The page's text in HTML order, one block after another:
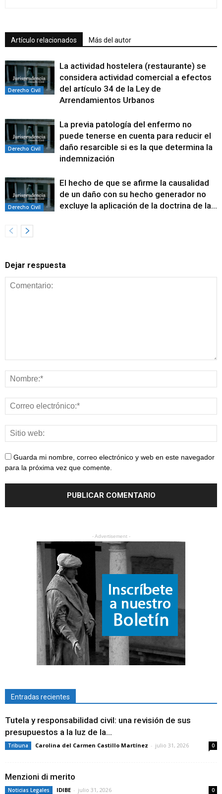
Artículo relacionados Más del autor
Derecho Civil
La actividad hostelera (restaurante) se
considera actividad comercial a efectos
del artículo 34 de la Ley de
Arrendamientos Urbanos
Derecho Civil
La previa patología del enfermo no
puede tenerse en cuenta para reducir el
daño resarcible si es la que determina la
indemnización
Derecho Civil
El hecho de que se afirme la causalidad
de un daño con su hecho generador no
excluye la aplicación de la doctrina de la...
Dejar respuesta
Guarda mi nombre, correo electrónico y web en este navegador
para la próxima vez que comente.
- Advertisement -
Entradas recientes
Tutela y responsabilidad civil: una revisión de sus
presupuestos a la luz de la...
Tribuna Carolina del Carmen Castillo Martínez - julio 31, 2026 0
Menzioni di merito
Noticias Legales IDIBE - julio 31, 2026 0